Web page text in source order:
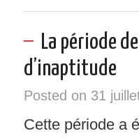
La période
d’inaptitude
Posted on 31
Cette période a